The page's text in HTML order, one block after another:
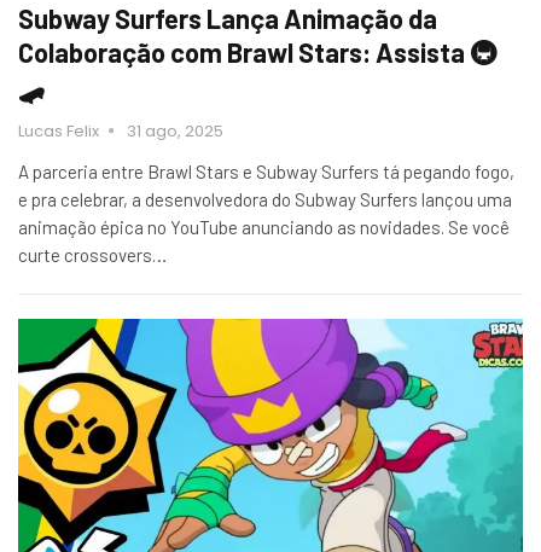
Subway Surfers Lança Animação da
Colaboração com Brawl Stars: Assista 🚇
🛹
Lucas Felix 31 ago, 2025
A parceria entre Brawl Stars e Subway Surfers tá pegando fogo,
e pra celebrar, a desenvolvedora do Subway Surfers lançou uma
animação épica no YouTube anunciando as novidades. Se você
curte crossovers…